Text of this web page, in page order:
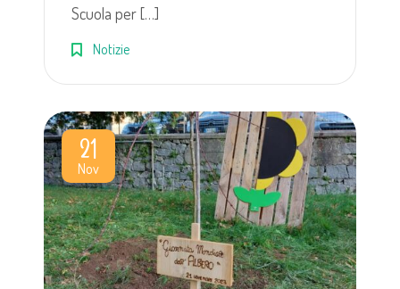
Scuola per […]
Notizie
21
Nov